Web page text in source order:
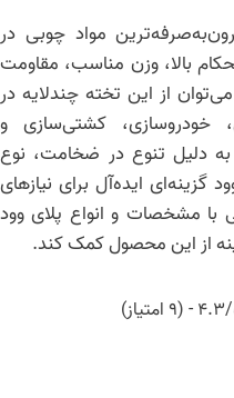
مواد چوبی در
بالا، وزن مناسب، مقاومت
از این تخته چندلایه در
خودروسازی، کشتی‌سازی و
به دلیل تنوع در ضخامت، نوع
ایده‌آل برای نیازهای
مشخصات و انواع پلای‌ وود
از این محصول کمک کند.
- (9 امتیاز)